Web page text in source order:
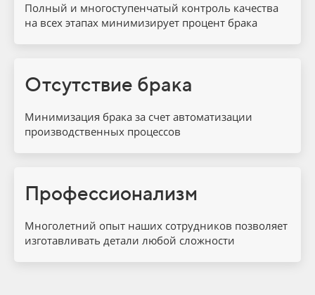
Полный и многоступенчатый контроль качества
на всех этапах минимизирует процент брака
Отсутствие брака
Минимизация брака за счет автоматизации
производственных процессов
Профессионализм
Многолетний опыт наших сотрудников позволяет
изготавливать детали любой сложности